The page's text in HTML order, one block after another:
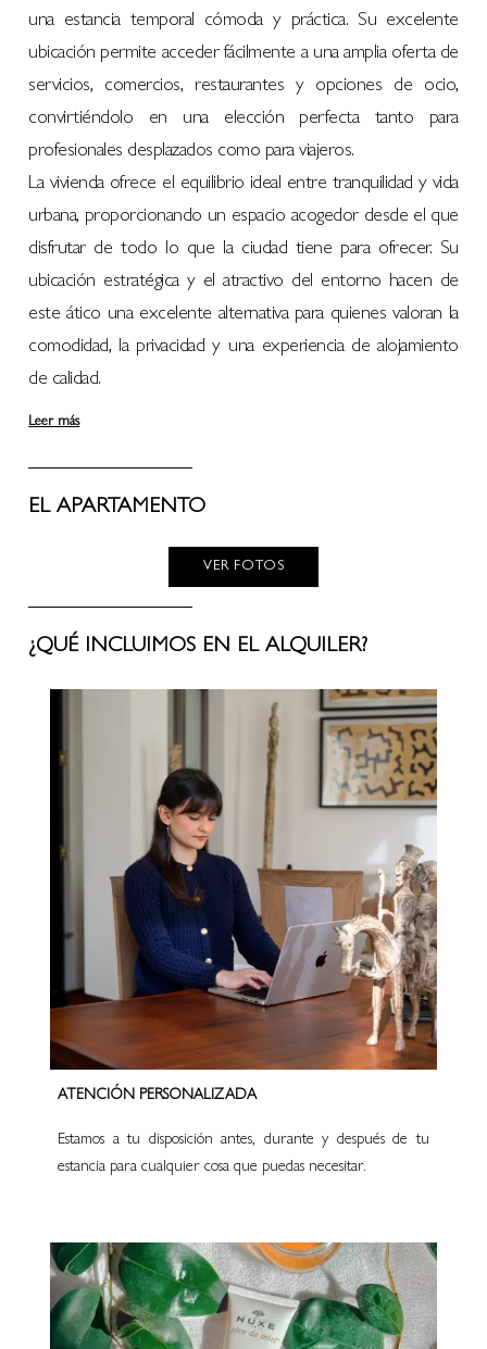
una estancia temporal cómoda y práctica. Su excelente
ubicación permite acceder fácilmente a una amplia oferta de
servicios, comercios, restaurantes y opciones de ocio,
convirtiéndolo en una elección perfecta tanto para
profesionales desplazados como para viajeros.
La vivienda ofrece el equilibrio ideal entre tranquilidad y vida
urbana, proporcionando un espacio acogedor desde el que
disfrutar de todo lo que la ciudad tiene para ofrecer. Su
ubicación estratégica y el atractivo del entorno hacen de
este ático una excelente alternativa para quienes valoran la
comodidad, la privacidad y una experiencia de alojamiento
de calidad.
Leer más
EL APARTAMENTO
VER FOTOS
¿QUÉ INCLUIMOS EN EL ALQUILER?
ATENCIÓN PERSONALIZADA
Estamos a tu disposición antes, durante y después de tu
estancia para cualquier cosa que puedas necesitar.